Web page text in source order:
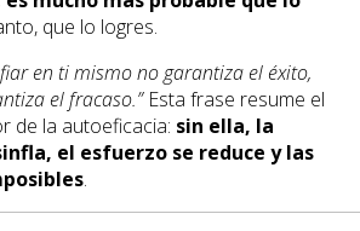
que lo logres.
en ti mismo no garantiza el éxito,
el fracaso.”Esta frase resume el
de la autoeficacia: sin ella, la
el esfuerzo se reduce y las
.